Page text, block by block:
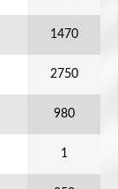
1470
2750
980
1